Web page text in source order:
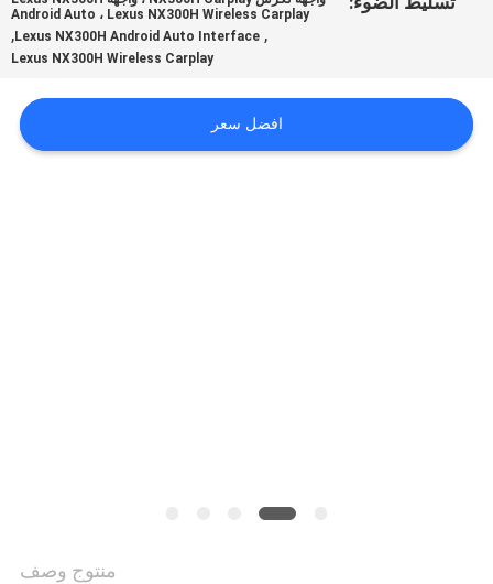
أخبار
Android Auto ، Lexus NX300H Wireless Carplay
,
Lexus NX300H Android Auto Interface
,
Lexus NX300H Wireless Carplay
افضل سعر
منتوج وصف